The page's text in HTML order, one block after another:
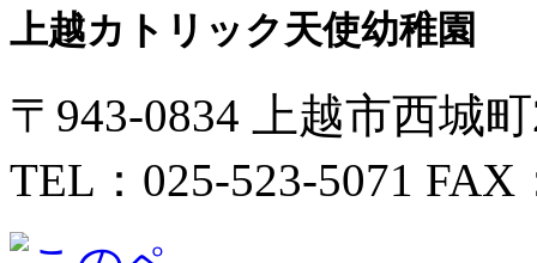
上越カトリック天使幼稚園
〒943-0834 上越市西城
TEL：025-523-5071 FAX